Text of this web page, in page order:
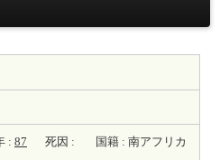
: 87 死因 :
国籍 : 南アフリカ